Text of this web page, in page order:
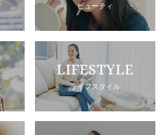
ビューティ
LIFESTYLE
ライフスタイル